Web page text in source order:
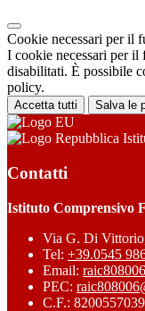
Cookie necessari per il
I cookie necessari per il
disabilitati. È possibile
policy.
Accetta tutti Salva le
Contatti
Istituto Comprensivo
Via G. Di
Tel: +39.0545
Email:
PEC:
C.F.: